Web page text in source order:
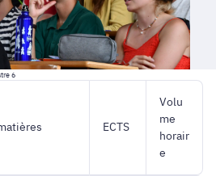
6
ECTS
Volu
me
horair
e